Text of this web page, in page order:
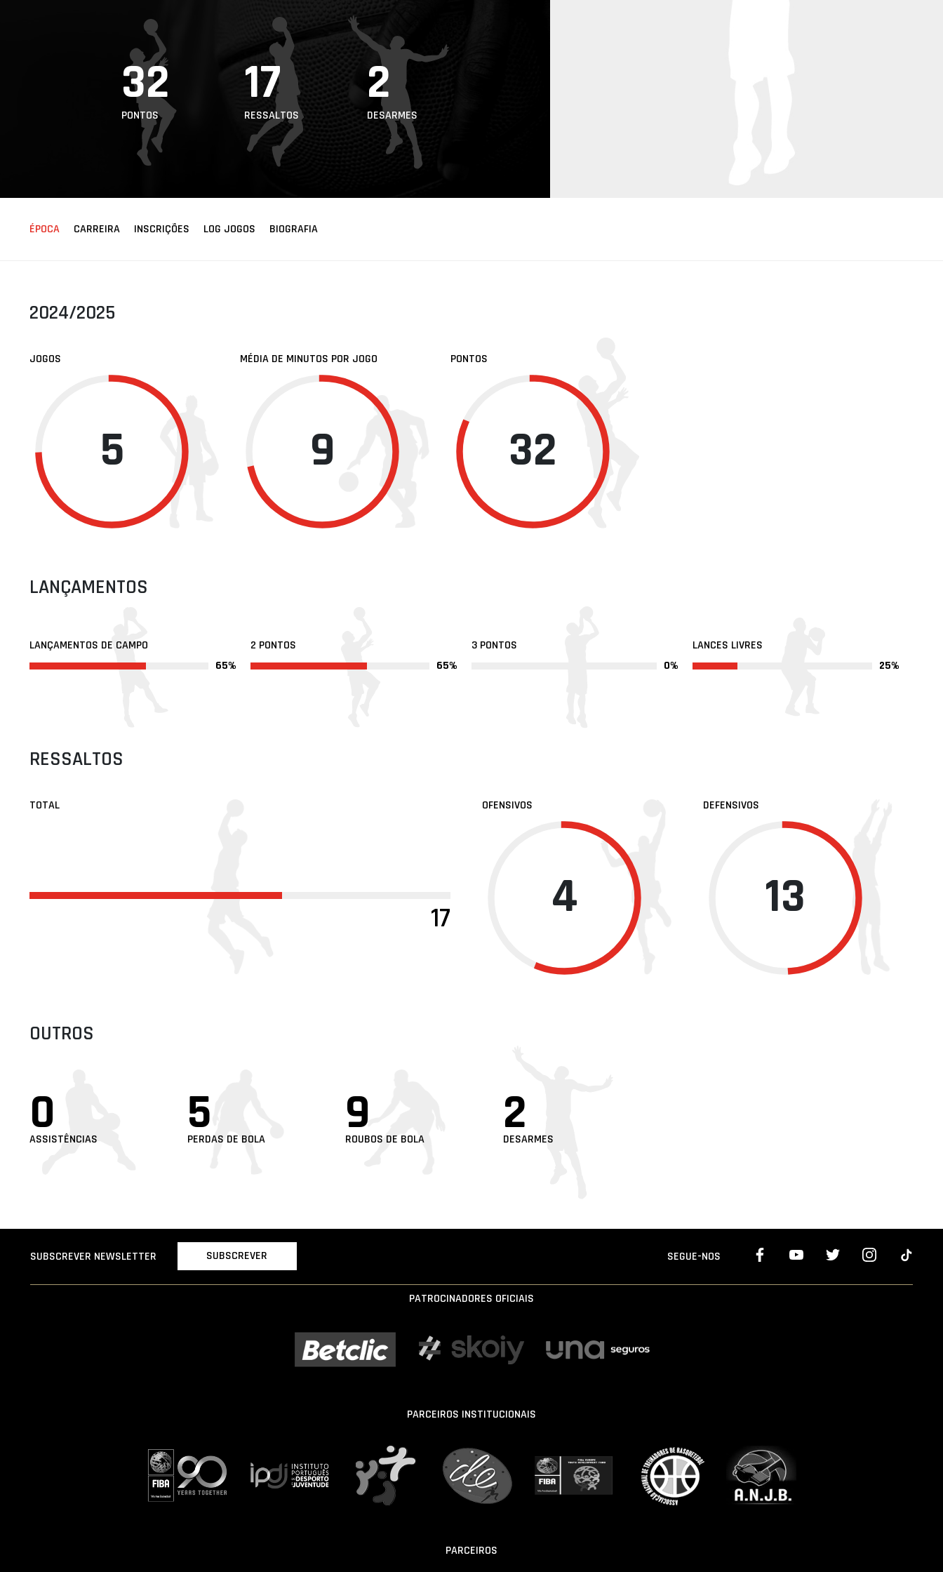
ÁREA TÉCNICA
32
PONTOS
17
RESSALTOS
2
DESARMES
ÉPOCA CARREIRA INSCRIÇÕES LOG JOGOS BIOGRAFIA
2024/2025
JOGOS
5
MÉDIA DE MINUTOS POR JOGO
9
PONTOS
32
LANÇAMENTOS
LANÇAMENTOS DE CAMPO
65%
2 PONTOS
65%
3 PONTOS
0%
LANCES LIVRES
25%
RESSALTOS
TOTAL
17
OFENSIVOS
4
DEFENSIVOS
13
OUTROS
0
ASSISTÊNCIAS 5
PERDAS DE BOLA 9
ROUBOS DE BOLA 2
DESARMES
SUBSCREVER NEWSLETTER SUBSCREVER SEGUE-NOS
PATROCINADORES OFICIAIS
PARCEIROS INSTITUCIONAIS
PARCEIROS